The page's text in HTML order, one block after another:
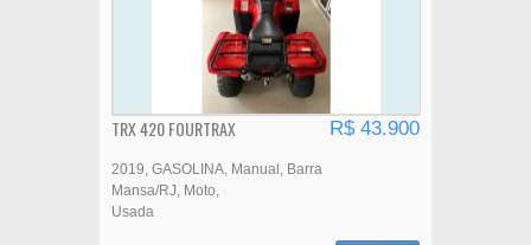
TRX 420 FOURTRAX R$ 43.900
2019 GASOLINA Manual
Barra
Mansa/RJ
Moto
Usada